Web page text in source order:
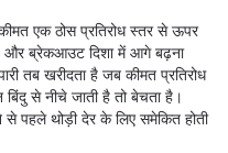
एक ठोस प्रतिरोध स्तर से ऊपर
और ब्रेकआउट दिशा में आगे बढ़ना
तब खरीदता है जब कीमत प्रतिरोध
से नीचे जाती है तो बेचता है।
पहले थोड़ी देर के लिए समेकित होती